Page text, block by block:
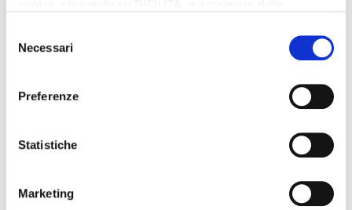
desideri accettare e cliccando ACCETTA SELEZIONATI.
delNecessari
Preferenze
Statistiche
Marketing